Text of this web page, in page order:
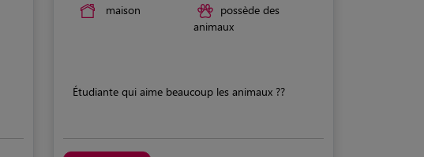
maison
possède des
animaux
Étudiante qui aime beaucoup les animaux ??